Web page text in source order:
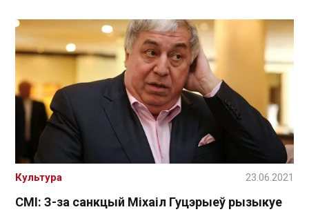
СМІ: З-за санкцый Міхаіл Гуцэрыеў рызыкуе
Культура 23.06.2021